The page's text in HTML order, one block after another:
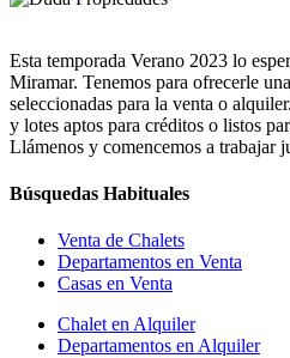
Esta temporada Verano 2023 lo
Miramar. Tenemos para ofrecerle
seleccionadas para la venta o
y lotes aptos para créditos o listos
Llámenos y comencemos a trabajar
Búsquedas Habituales
Venta de Chalets
Departamentos en Venta
Casas en Venta
Chalet en Alquiler
Departamentos en Alquiler